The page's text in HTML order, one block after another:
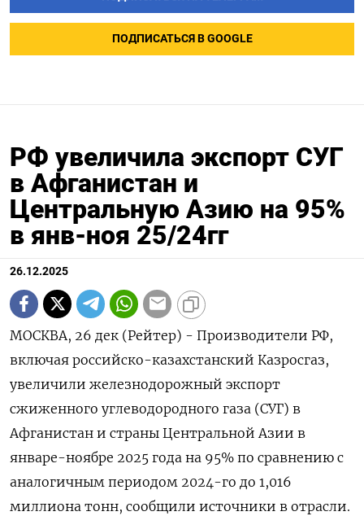
ПОДПИСАТЬСЯ В GOOGLE
РФ увеличила экспорт СУГ
в Афганистан и
Центральную Азию на 95%
в янв-ноя 25/24гг
26.12.2025
МОСКВА, 26 дек (Рейтер) - Производители РФ,
включая российско-казахстанский Казросгаз,
увеличили железнодорожный экспорт
сжиженного углеводородного газа (СУГ) в
Афганистан и страны Центральной Азии в
январе-ноябре 2025 года на 95% по сравнению с
аналогичным периодом 2024-го до 1,016
миллиона тонн, сообщили источники в отрасли.